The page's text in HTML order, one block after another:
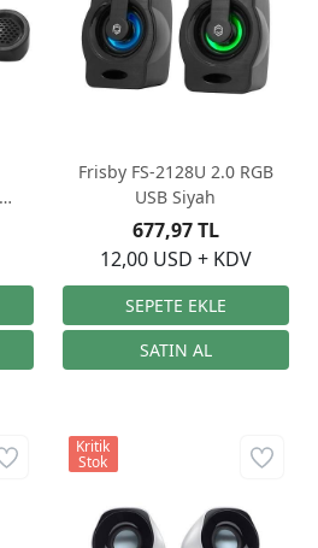
Frisby FS-2128U 2.0 RGB
USB Siyah
12,00 USD + KDV
677,97 TL
Kritik
Stok